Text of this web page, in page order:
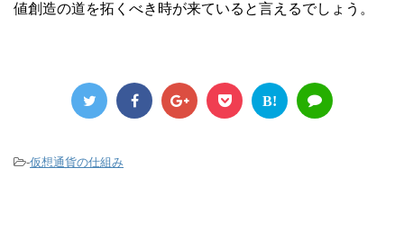
値創造の道を拓くべき時が来ていると言えるでしょう。
B!
-仮想通貨の仕組み